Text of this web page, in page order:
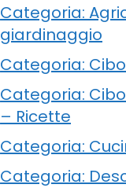
Categoria:
giardinaggio
Categoria:
Categoria:
– Ricette
Categoria:
Categoria: